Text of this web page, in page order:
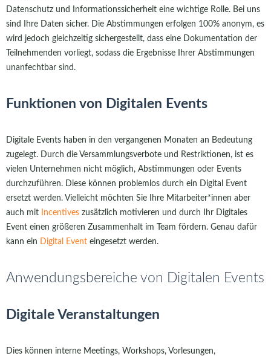
Datenschutz und Informationssicherheit eine wichtige Rolle. Bei uns
sind Ihre Daten sicher. Die Abstimmungen erfolgen 100% anonym, es
wird jedoch gleichzeitig sichergestellt, dass eine Dokumentation der
Teilnehmenden vorliegt, sodass die Ergebnisse Ihrer Abstimmungen
unanfechtbar sind.
Funktionen von Digitalen Events
Digitale Events haben in den vergangenen Monaten an Bedeutung
zugelegt. Durch die Versammlungsverbote und Restriktionen, ist es
vielen Unternehmen nicht möglich, Abstimmungen oder Events
durchzuführen. Diese können problemlos durch ein Digital Event
ersetzt werden. Vielleicht möchten Sie Ihre Mitarbeiter*innen aber
auch mit
Incentives zusätzlich motivieren und durch Ihr Digitales
Event einen größeren Zusammenhalt im Team fördern. Genau dafür
kann ein Digital Event eingesetzt werden.
Anwendungsbereiche von Digitalen Events
Digitale Veranstaltungen
Dies können interne Meetings, Workshops, Vorlesungen,